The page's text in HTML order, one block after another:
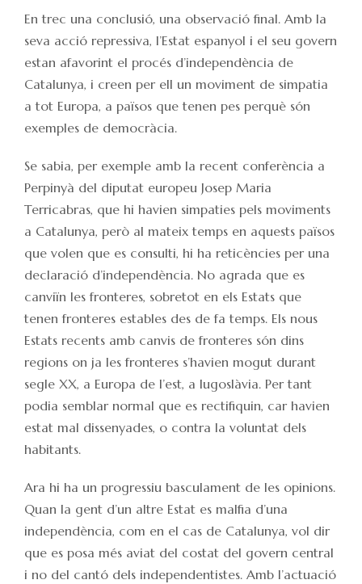
En trec una conclusió, una observació final. Amb la
seva acció repressiva, l’Estat espanyol i el seu govern
estan afavorint el procés d’independència de
Catalunya, i creen per ell un moviment de simpatia
a tot Europa, a països que tenen pes perquè són
exemples de democràcia.
Se sabia, per exemple amb la recent conferència a
Perpinyà del diputat europeu Josep Maria
Terricabras, que hi havien simpaties pels moviments
a Catalunya, però al mateix temps en aquests països
que volen que es consulti, hi ha reticències per una
declaració d’independència. No agrada que es
canviïn les fronteres, sobretot en els Estats que
tenen fronteres estables des de fa temps. Els nous
Estats recents amb canvis de fronteres són dins
regions on ja les fronteres s’havien mogut durant
segle XX, a Europa de l’est, a Iugoslàvia. Per tant
podia semblar normal que es rectifiquin, car havien
estat mal dissenyades, o contra la voluntat dels
habitants.
Ara hi ha un progressiu basculament de les opinions.
Quan la gent d’un altre Estat es malfia d’una
independència, com en el cas de Catalunya, vol dir
que es posa més aviat del costat del govern central
i no del cantó dels independentistes. Amb l’actuació